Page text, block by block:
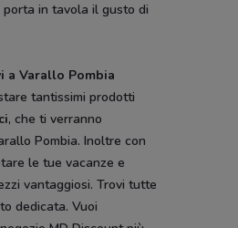
in tavola il gusto di
a Varallo Pombia
tantissimi prodotti
, che ti verranno
Pombia. Inoltre con
le tue vacanze e
vantaggiosi. Trovi tutte
dedicata. Vuoi